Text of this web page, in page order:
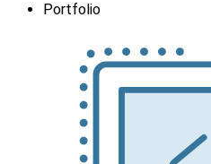
Portfolio